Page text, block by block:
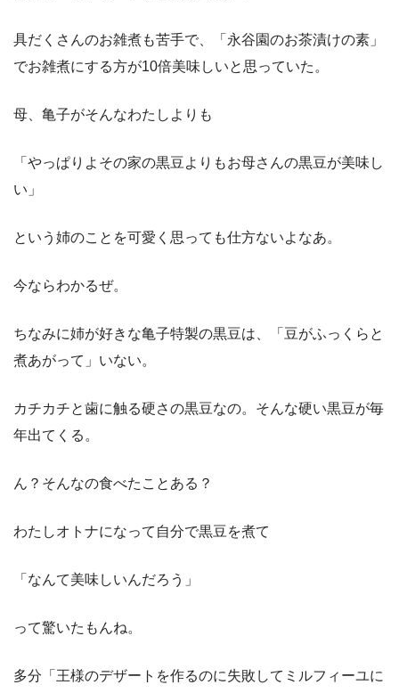
具だくさんのお雑煮も苦手で、「永谷園のお茶漬けの素」
でお雑煮にする方が10倍美味しいと思っていた。
母、亀子がそんなわたしよりも
「やっぱりよその家の黒豆よりもお母さんの黒豆が美味し
い」
という姉のことを可愛く思っても仕方ないよなあ。
今ならわかるぜ。
ちなみに姉が好きな亀子特製の黒豆は、「豆がふっくらと
煮あがって」いない。
カチカチと歯に触る硬さの黒豆なの。そんな硬い黒豆が毎
年出てくる。
ん？そんなの食べたことある？
わたしオトナになって自分で黒豆を煮て
「なんて美味しいんだろう」
って驚いたもんね。
多分「王様のデザートを作るのに失敗してミルフィーユに